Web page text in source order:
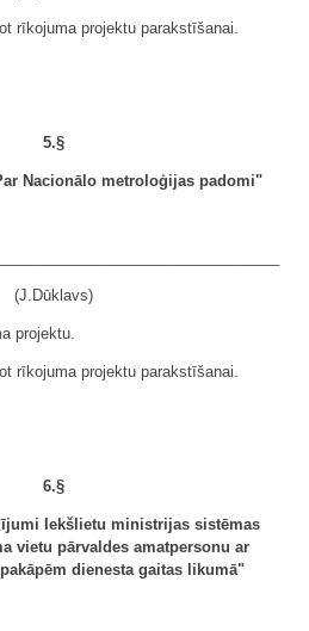
rīkojuma projektu parakstīšanai.
5.§
Nacionālo metroloģijas padomi"
(J.Dūklavs)
projektu.
rīkojuma projektu parakstīšanai.
6.§
Iekšlietu ministrijas sistēmas
vietu pārvaldes amatpersonu ar
dienesta gaitas likumā"